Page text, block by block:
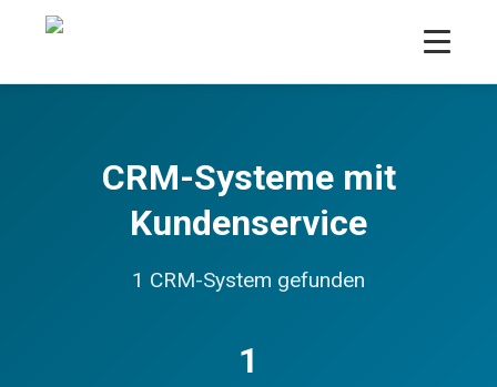
CRM-Systeme mit
Kundenservice
1 CRM-System gefunden
1